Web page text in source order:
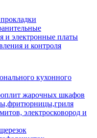
и электронные платы
и контроля
кухонного
жарочных шкафов
электросковород и